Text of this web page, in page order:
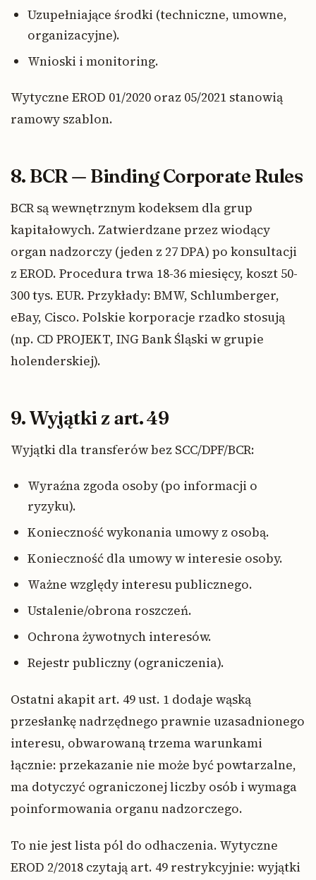
Uzupełniające środki (techniczne, umowne,
organizacyjne).
Wnioski i monitoring.
Wytyczne EROD 01/2020 oraz 05/2021 stanowią
ramowy szablon.
8. BCR — Binding Corporate Rules
BCR są wewnętrznym kodeksem dla grup
kapitałowych. Zatwierdzane przez wiodący
organ nadzorczy (jeden z 27 DPA) po konsultacji
z EROD. Procedura trwa 18-36 miesięcy, koszt 50-
300 tys. EUR. Przykłady: BMW, Schlumberger,
eBay, Cisco. Polskie korporacje rzadko stosują
(np. CD PROJEKT, ING Bank Śląski w grupie
holenderskiej).
9. Wyjątki z art. 49
Wyjątki dla transferów bez SCC/DPF/BCR:
Wyraźna zgoda osoby (po informacji o
ryzyku).
Konieczność wykonania umowy z osobą.
Konieczność dla umowy w interesie osoby.
Ważne względy interesu publicznego.
Ustalenie/obrona roszczeń.
Ochrona żywotnych interesów.
Rejestr publiczny (ograniczenia).
Ostatni akapit art. 49 ust. 1 dodaje wąską
przesłankę nadrzędnego prawnie uzasadnionego
interesu, obwarowaną trzema warunkami
łącznie: przekazanie nie może być powtarzalne,
ma dotyczyć ograniczonej liczby osób i wymaga
poinformowania organu nadzorczego.
To nie jest lista pól do odhaczenia. Wytyczne
EROD 2/2018 czytają art. 49 restrykcyjnie: wyjątki